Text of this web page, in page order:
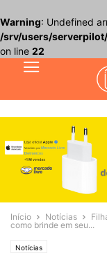
Warning: Undefined
/srv/users/
on line 22
Início Notícias
como brinde em seu...
Notícias